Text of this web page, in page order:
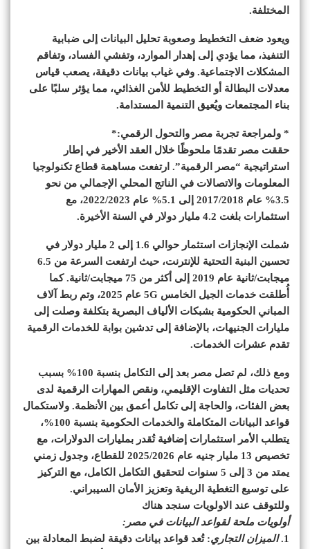
المختلفة.
ويعود ضعف التخطيط وصعوبة تحليل البيانات إلى ضبابية
التنفيذ، مما يؤدي إلى إهدار الموارد، وتفشي الفساد، وتفاقم
المشكلات الاجتماعية. وفي غياب بيانات دقيقة، يصعب قياس
معدلات البطالة أو التخطيط للأمن الغذائي، مما يؤثر سلبًا على
بناء المجتمعات ويُعيق التنمية المستدامة.
* ولمراجعة تجربة مصر والتحول الرقمي:*
حققت مصر تقدمًا ملحوظًا خلال العقد الأخير في إطار
استراتيجية “مصر الرقمية”. ارتفعت مساهمة قطاع تكنولوجيا
المعلومات والاتصالات في الناتج المحلي الإجمالي من نحو
3.5% عام 2017/2018 إلى 5.1% عام 2022/2023، مع
استثمارات بلغت 4.2 مليار دولار في السنة الأخيرة.
شملت الإنجازات استثمار حوالي 1.6 إلى 2 مليار دولار في
تحسين البنية التحتية للإنترنت، حيث ارتفعت السرعة من 6.5
ميجابت/ثانية عام 2019 إلى أكثر من 75 ميجابت/ثانية. كما
أُطلقت خدمات الجيل الخامس 5G عام 2025، وتم ربط آلاف
المباني الحكومية بشبكات الألياف البصرية بتكلفة وصلت إلى
مليارات الجنيهات، بالإضافة إلى تدشين بوابة للخدمات الرقمية
تقدم عشرات الخدمات.
ومع ذلك، لم تصل مصر بعد إلى التكامل بنسبة 100% بسبب
تحديات مثل التفاوت الإقليمي، ونقص المهارات الرقمية لدى
بعض الفئات، والحاجة إلى تكامل أعمق بين الأنظمة. ولاستكمال
قواعد البيانات المتكاملة والخدمات الحكومية بنسبة 100%،
يتطلب الأمر استثمارات إضافية تُقدر بمليارات الدولارات، مع
تخصيص 13 مليار جنيه عام 2025/2026 للقطاع، وجدول زمني
يمتد من 3 إلى 5 سنوات لتحقيق التكامل الكامل، مع التركيز
على توسيع التغطية الريفية وتعزيز الأمان السيبراني.
وللتوقف عند الاولويات سنجد هناك
أولويات ملحة لقواعد البيانات في مصر:
1. الميزان التجاري: تُعد قواعد بيانات دقيقة لضبط المعادلة بين